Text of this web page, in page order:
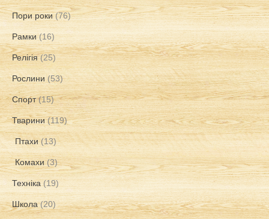
Пори роки (76)
Рамки (16)
Релігія (25)
Рослини (53)
Спорт (15)
Тварини (119)
Птахи (13)
Комахи (3)
Техніка (19)
Школа (20)